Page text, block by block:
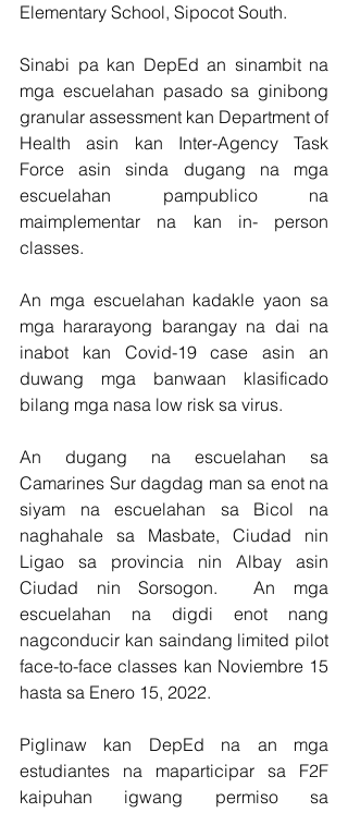
Elementary School, Sipocot South.
Sinabi pa kan DepEd an sinambit na
mga escuelahan pasado sa ginibong
granular assessment kan Department of
Health asin kan Inter-Agency Task
Force asin sinda dugang na mga
escuelahan pampublico na
maimplementar na kan in- person
classes.
An mga escuelahan kadakle yaon sa
mga hararayong barangay na dai na
inabot kan Covid-19 case asin an
duwang mga banwaan klasificado
bilang mga nasa low risk sa virus.
An dugang na escuelahan sa
Camarines Sur dagdag man sa enot na
siyam na escuelahan sa Bicol na
naghahale sa Masbate, Ciudad nin
Ligao sa provincia nin Albay asin
Ciudad nin Sorsogon.  An mga
escuelahan na digdi enot nang
nagconducir kan saindang limited pilot
face-to-face classes kan Noviembre 15
hasta sa Enero 15, 2022.
Piglinaw kan DepEd na an mga
estudiantes na maparticipar sa F2F
kaipuhan igwang permiso sa